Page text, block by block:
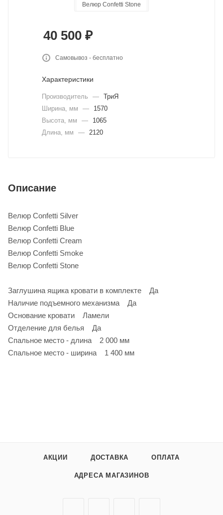
Велюр Confetti Silver
Велюр Confetti Blue
Велюр Confetti Cream
Велюр Confetti Smoke
Велюр Confetti Stone
40 500 ₽
Самовывоз - бесплатно
Характеристики
Производитель — ТриЯ
Ширина, мм
—
1570
Высота, мм
—
1065
Длина, мм
— 2120
Описание
Велюр Confetti Silver
Велюр Confetti Blue
Велюр Confetti Cream
Велюр Confetti Smoke
Велюр Confetti Stone
Заглушина ящика кровати в комплекте Да
Наличие подъемного механизма Да
Основание кровати Ламели
Отделение для белья Да
Спальное место - длина 2 000 мм
Спальное место - ширина 1 400 мм
АКЦИИ ДОСТАВКА ОПЛАТА
АДРЕСА МАГАЗИНОВ